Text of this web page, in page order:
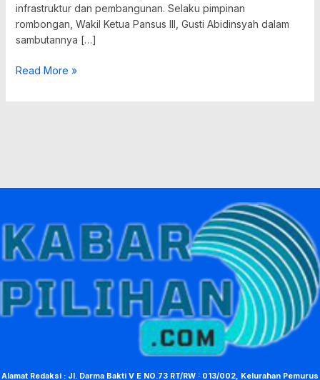
infrastruktur dan pembangunan. Selaku pimpinan
rombongan, Wakil Ketua Pansus III, Gusti Abidinsyah dalam
sambutannya […]
Read More »
Alamat Redaksi : Jl. Darma Bakti V E NO.73 RT/RW : 013/002, Kelurahan Pemurus